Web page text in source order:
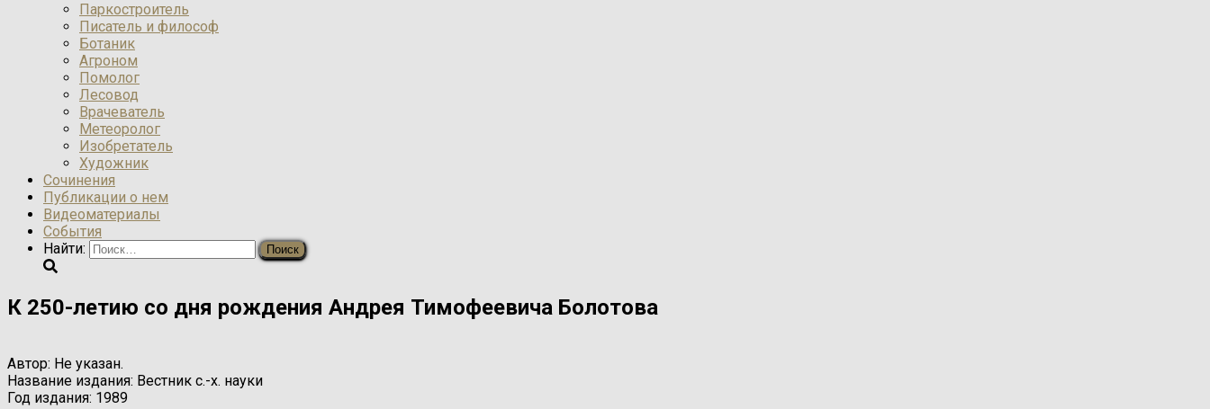
Паркостроитель
Писатель и философ
Ботаник
Агроном
Помолог
Лесовод
Врачеватель
Метеоролог
Изобретатель
Художник
Сочинения
Публикации о нем
Видеоматериалы
События
Найти:
К 250-летию со дня рождения Андрея Тимофеевича Болотова
Автор: Не указан.
Название издания: Вестник с.-х. науки
Год издания: 1989